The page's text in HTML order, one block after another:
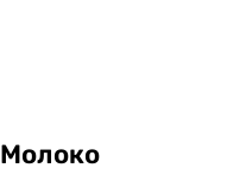
Молоко